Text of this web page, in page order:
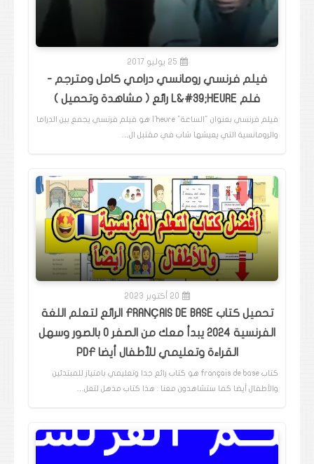
25 يوليو 2017
فيلم فرنسي رومانسي درامي كامل ومترجم -
فلم L&#39;HEURE رائع ( مشاهدة وتحميل )
فيلم فرنسي بعنوان "الساعة" l'heure هو فيلم فرنسي يجمع بين الدراما
والرومانسية التي يعيشها شاب في مقتبل ال…
20 أكتوبر 2023
تحميل كتاب FRANÇAIS DE BASE الرائع لتعلم اللغة
الفرنسية 2024 يبدأ معك من الصفر 0 بالصور وسهل
القراءة وتعليمي للأطفال أيضا PDF
كتاب français de base هو كتاب رائع جدا وتعليمي بامتياز للمبتدئين
والأطفال أيضا كما ستشاهدون معنا : هذا كتاب مذهل لتعل…